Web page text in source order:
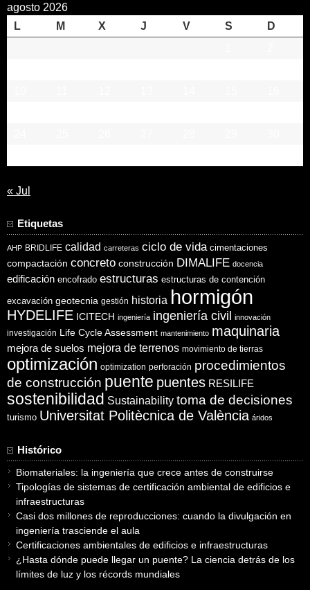
agosto 2026
L
M X J V S
D
« Jul
Etiquetas
AHP BRIDLIFE calidad carreteras ciclo de vida cimentaciones
compactación concreto construcción DIMALIFE docencia
edificación encofrado estructuras estructuras de contención
excavación geotecnia gestión historia hormigón
HYDELIFE ICITECH ingeniería ingeniería civil innovación
investigación Life Cycle Assessment mantenimiento maquinaria
mejora de suelos mejora de terrenos movimiento de tierras
optimización optimization perforación procedimientos
de construcción puente puentes RESILIFE
sostenibilidad Sustainability toma de decisiones
turismo Universitat Politècnica de València áridos
Histórico
Biomateriales: la ingeniería que crece antes de construirse
Tipologías de sistemas de certificación ambiental de edificios e
infraestructuras
Casi dos millones de reproducciones: cuando la divulgación en
ingeniería trasciende el aula
Certificaciones ambientales de edificios e infraestructuras
¿Hasta dónde puede llegar un puente? La ciencia detrás de los
límites de luz y los récords mundiales